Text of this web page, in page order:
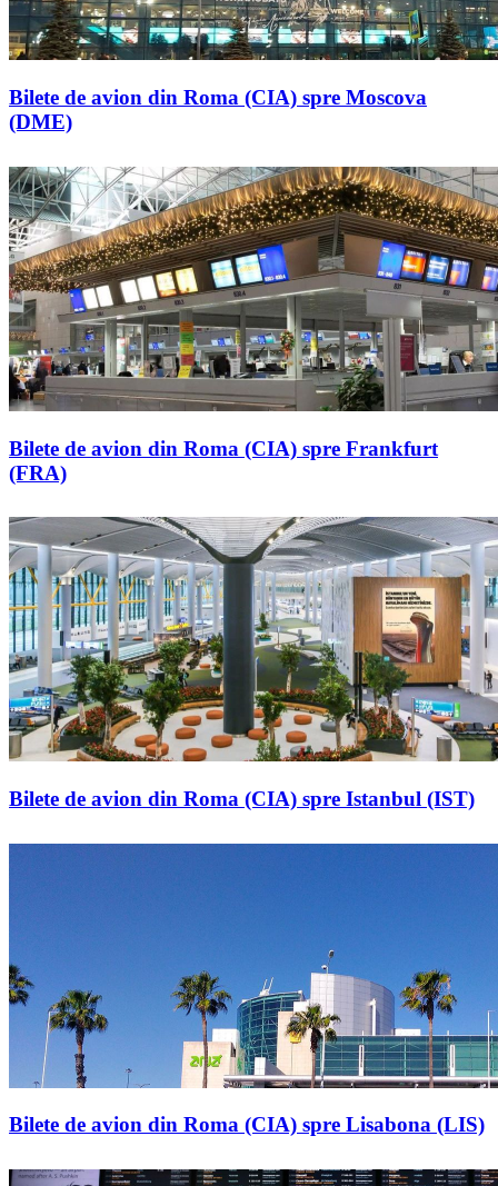
Bilete de avion din Roma (CIA) spre Moscova
(DME)
Bilete de avion din Roma (CIA) spre Frankfurt
(FRA)
Bilete de avion din Roma (CIA) spre Istanbul (IST)
Bilete de avion din Roma (CIA) spre Lisabona (LIS)